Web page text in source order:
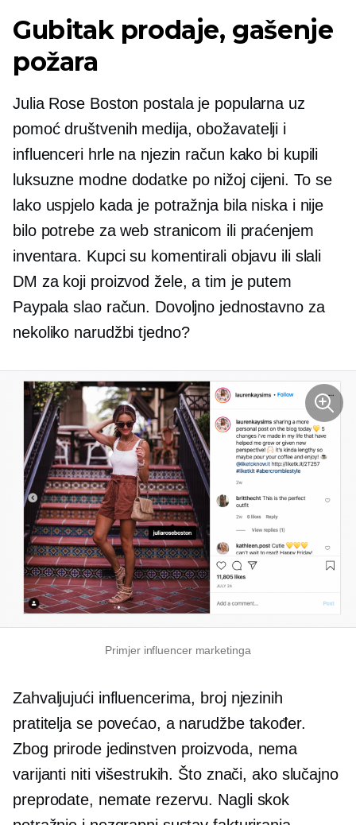
Gubitak prodaje, gašenje
požara
Julia Rose Boston postala je popularna uz
pomoć društvenih medija, obožavatelji i
influenceri hrle na njezin račun kako bi kupili
luksuzne modne dodatke po nižoj cijeni. To se
lako uspjelo kada je potražnja bila niska i nije
bilo potrebe za web stranicom ili praćenjem
inventara. Kupci su komentirali objavu ili slali
DM za koji proizvod žele, a tim je putem
Paypala slao račun. Dovoljno jednostavno za
nekoliko narudžbi tjedno?
Primjer influencer marketinga
Zahvaljujući influencerima, broj njezinih
pratitelja se povećao, a narudžbe također.
Zbog prirode jedinstven proizvoda, nema
varijanti niti višestrukih. Što znači, ako slučajno
preprodate, nemate rezervu. Nagli skok